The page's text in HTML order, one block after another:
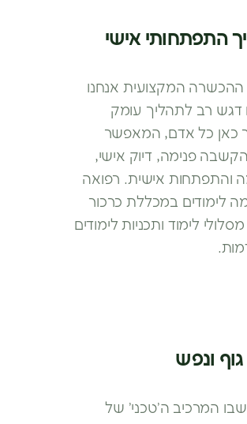
התפתחותי אישי
המקצועית אנחנו
דגש רב לתהליך עומק
כאן כל אדם, המאפשר
הקשבה פנימה, דיוק אישי,
והתפתחות אישית. רפואה
לימודים במכללת כרכור
מסלולי לימוד ותכניות לימודים
ונפש
שבו המרכיב ה’טכני’ של